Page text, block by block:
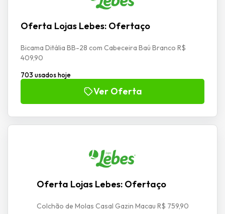
Oferta Lojas Lebes: Ofertaço
Bicama Ditália BB-28 com Cabeceira Baú Branco R$
409,90
703 usados hoje
Ver Oferta
Oferta Lojas Lebes: Ofertaço
Colchão de Molas Casal Gazin Macau R$ 759,90